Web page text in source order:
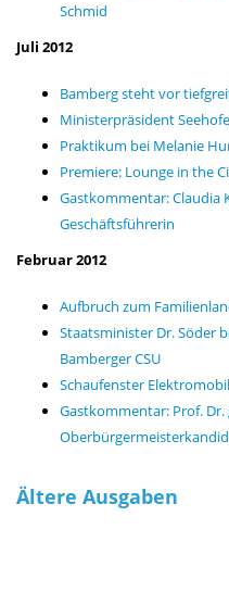
Schmid
Juli 2012
Bamberg steht vor
Ministerpräsident
Praktikum bei Melanie
Premiere: Lounge in the
Gastkommentar: Claudia
Geschäftsführerin
Februar 2012
Aufbruch zum
Staatsminister Dr. Söder
Bamberger CSU
Schaufenster
Gastkommentar: Prof. Dr.
Ältere Ausgaben